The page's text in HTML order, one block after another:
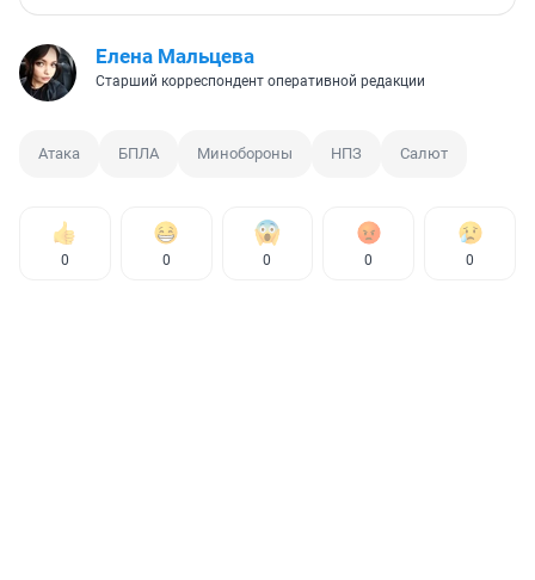
Елена Мальцева
Старший корреспондент оперативной редакции
Атака БПЛА Минобороны НПЗ Салют
0 0 0 0 0